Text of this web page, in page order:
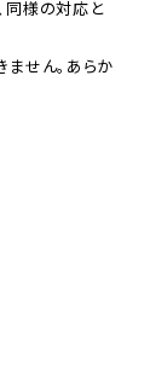
同様の対応と
せん。あらか